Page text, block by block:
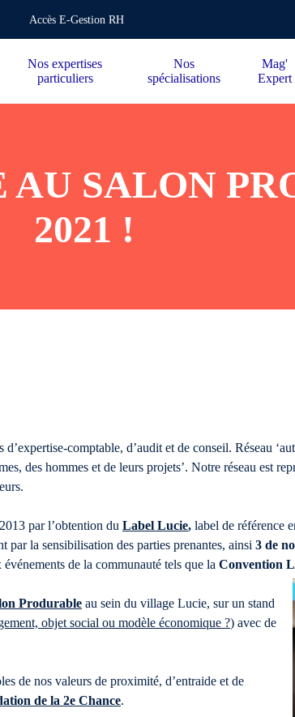
Accès E-Gestion RH
Nos expertises
particuliers
Nos
spécialisations
Mag'
Expert
AU SALON
2021 !
comptable, d’audit et de conseil. Réseau
des hommes et de leurs projets’. Notre réseau est
par l’obtention du Label Lucie, label de référence
par la sensibilisation des parties prenantes, ainsi 3 de
de la communauté tels que la Convention
Produrable au sein du village Lucie, sur un stand
objet social ou modèle économique ?) avec de
de nos valeurs de proximité, d’entraide et de
de la 2e Chance.